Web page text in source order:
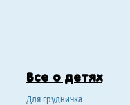
Все о детях
Для грудничка